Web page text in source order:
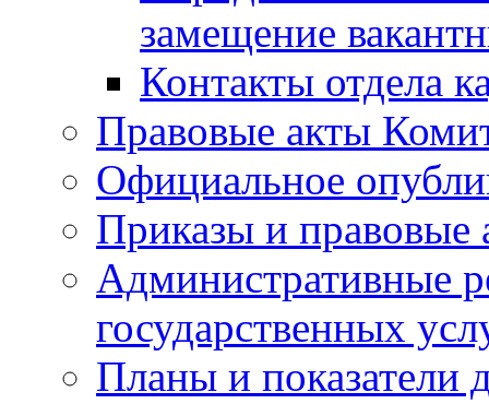
замещение
Контакты отдела
Правовые акты
Официальное
Приказы и правовые
Административные
государственных
Планы и показатели